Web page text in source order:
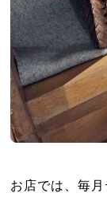
お店では、毎